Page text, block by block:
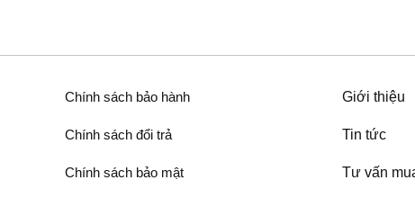
Chính sách bảo hành
Chính sách đổi trả
Chính sách bảo mật
Giới thiệu
Tin tức
Tư vấn